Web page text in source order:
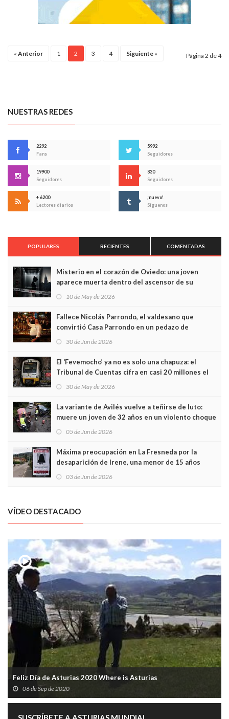
« Anterior 1 2 3 4 Siguiente » Página 2 de 4
NUESTRAS REDES
2292
Fans
5992
Seguidores
19900
Seguidores
830
Seguidores
+ 6200
Lectores diarios
¡nuevo!
Síguenos
POPULARES RECIENTES COMENTADAS
Misterio en el corazón de Oviedo: una joven
aparece muerta dentro del ascensor de su
10 de May de 2026
Fallece Nicolás Parrondo, el valdesano que
convirtió Casa Parrondo en un pedazo de
30 de Jun de 2026
El ‘Fevemocho’ ya no es solo una chapuza: el
Tribunal de Cuentas cifra en casi 20 millones el
30 de May de 2026
La variante de Avilés vuelve a teñirse de luto:
muere un joven de 32 años en un violento choque
05 de Jun de 2026
Máxima preocupación en La Fresneda por la
desaparición de Irene, una menor de 15 años
03 de Jun de 2026
VÍDEO DESTACADO
Feliz Día de Asturias 2020 Where is Asturias
06 de Sep de 2020